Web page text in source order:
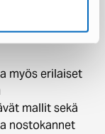
myös erilaiset
mallit sekä
nostokannet